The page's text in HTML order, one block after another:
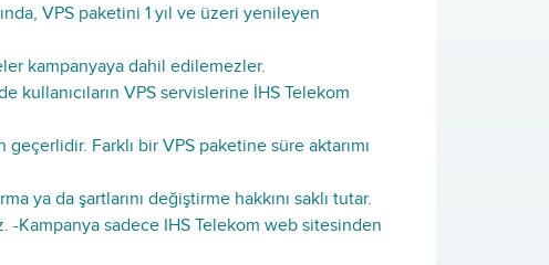
VPS paketini 1 yıl ve üzeri yenileyen
kampanyaya dahil edilemezler.
kullanıcıların VPS servislerine İHS Telekom
Farklı bir VPS paketine süre aktarımı
ya da şartlarını değiştirme hakkını saklı tutar.
Kampanya sadece IHS Telekom web sitesinden